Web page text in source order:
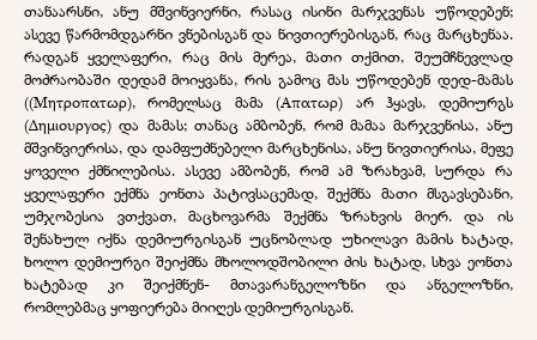
თანაარსნი, ანუ მშვინვიერნი, რასაც ისინი მარჯვენას უწოდებენ;
ასევე წარმომდგარნი ვნებისგან და ნივთიერებისგან, რაც მარცხენაა.
რადგან ყველაფერი, რაც მის მერეა, მათი თქმით, შეუმჩნევლად
მოძრაობაში დედამ მოიყვანა, რის გამოც მას უწოდებენ დედ-მამას
((Μητροπατωρ), რომელსაც მამა (Аπατωρ) არ ჰყავს, დემიურგს
(Δημιουργος) და მამას; თანაც ამბობენ, რომ მამაა მარჯვენისა, ანუ
მშვინვიერისა, და დამფუძნებელი მარცხენისა, ანუ ნივთიერისა, მეფე
ყოველი ქმნილებისა. ასევე ამბობენ, რომ ამ ზრახვამ, სურდა რა
ყველაფერი ექმნა ეონთა პატივსაცემად, შექმნა მათი მსგავსებანი,
უმჯობესია ვთქვათ, მაცხოვარმა შექმნა ზრახვის მიერ. და ის
შენახულ იქნა დემიურგისგან უცნობლად უხილავი მამის ხატად,
ხოლო დემიურგი შეიქმნა მხოლოდშობილი ძის ხატად, სხვა ეონთა
ხატებად კი შეიქმნენ- მთავარანგელოზნი და ანგელოზნი,
რომლებმაც ყოფიერება მიიღეს დემიურგისგან.